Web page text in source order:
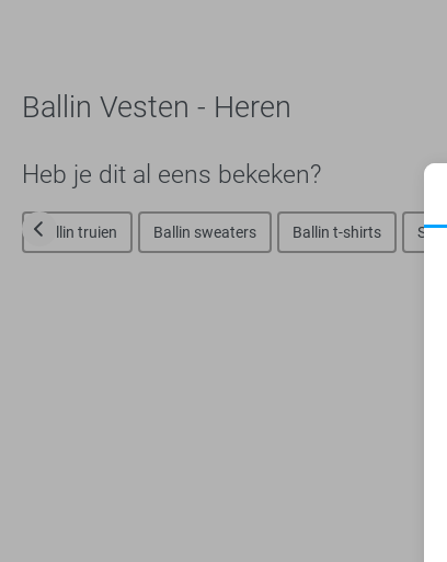
Ballin Vesten - Heren
Heb je dit al eens bekeken?
Ballin truien Ballin sweaters Ballin t-shirts